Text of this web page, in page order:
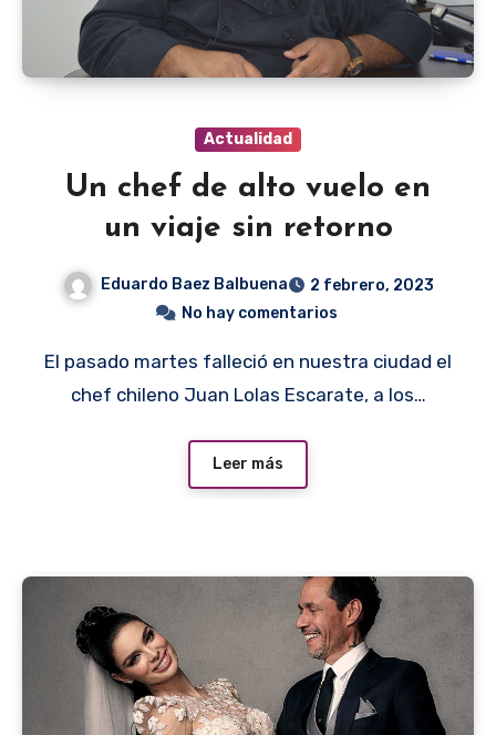
Actualidad
Un chef de alto vuelo en
un viaje sin retorno
Eduardo Baez Balbuena
2 febrero, 2023
No hay comentarios
El pasado martes falleció en nuestra ciudad el
chef chileno Juan Lolas Escarate, a los…
Leer más